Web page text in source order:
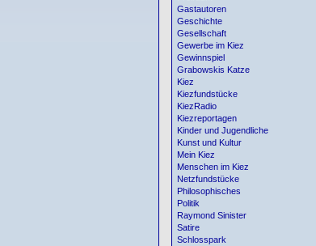
Gastautoren
Geschichte
Gesellschaft
Gewerbe im Kiez
Gewinnspiel
Grabowskis Katze
Kiez
Kiezfundstücke
KiezRadio
Kiezreportagen
Kinder und Jugendliche
Kunst und Kultur
Mein Kiez
Menschen im Kiez
Netzfundstücke
Philosophisches
Politik
Raymond Sinister
Satire
Schlosspark